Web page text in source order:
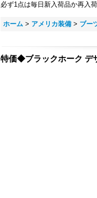
必ず1点は毎日新入荷品か再入
ホーム > アメリカ装備 > ブー
特価◆ブラックホーク デ